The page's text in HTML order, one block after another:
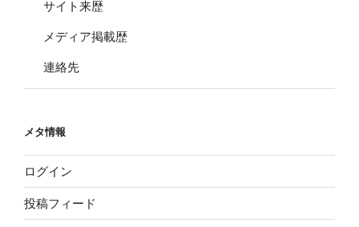
サイト来歴
メディア掲載歴
連絡先
メタ情報
ログイン
投稿フィード